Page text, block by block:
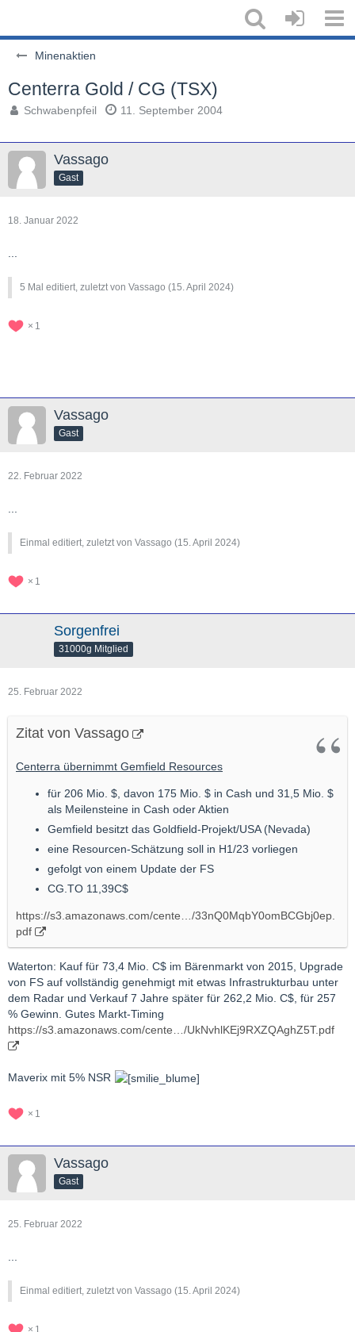
Minenaktien
Centerra Gold / CG (TSX)
Schwabenpfeil 11. September 2004
Vassago
Gast
18. Januar 2022
5 Mal editiert, zuletzt von Vassago (15. April 2024)
1
Vassago
Gast
22. Februar 2022
Einmal editiert, zuletzt von Vassago (15. April 2024)
1
Sorgenfrei
31000g Mitglied
25. Februar 2022
Zitat von Vassago
Centerra übernimmt Gemfield Resources
für 206 Mio. $, davon 175 Mio. $ in Cash und 31,5 Mio. $
als Meilensteine in Cash oder Aktien
Gemfield besitzt das Goldfield-Projekt/USA (Nevada)
eine Resourcen-Schätzung soll in H1/23 vorliegen
gefolgt von einem Update der FS
CG.TO 11,39C$
https://s3.amazonaws.com/cente…/33nQ0MqbY0omBCGbj0ep.
pdf
Waterton: Kauf für 73,4 Mio. C$ im Bärenmarkt von 2015, Upgrade
von FS auf vollständig genehmigt mit etwas Infrastrukturbau unter
dem Radar und Verkauf 7 Jahre später für 262,2 Mio. C$, für 257
% Gewinn. Gutes Markt-Timing
https://s3.amazonaws.com/cente…/UkNvhlKEj9RXZQAghZ5T.pdf
Maverix mit 5% NSR
1
Vassago
Gast
25. Februar 2022
...
Einmal editiert, zuletzt von Vassago (15. April 2024)
1